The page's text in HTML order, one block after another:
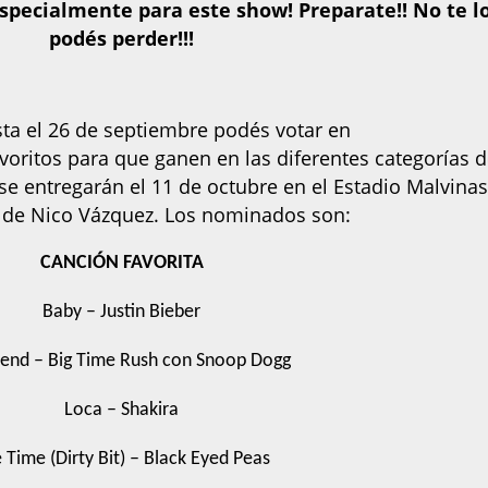
para este show! Preparate!! No te
podés perder!!!
el 26 de septiembre podés votar en
para que ganen en las diferentes categorías
entregarán el 11 de octubre en el Estadio Malvinas
Nico Vázquez. Los nominados son:
CANCIÓN FAVORITA
Baby – Justin Bieber
– Big Time Rush con Snoop Dogg
Loca – Shakira
Time (Dirty Bit) – Black Eyed Peas